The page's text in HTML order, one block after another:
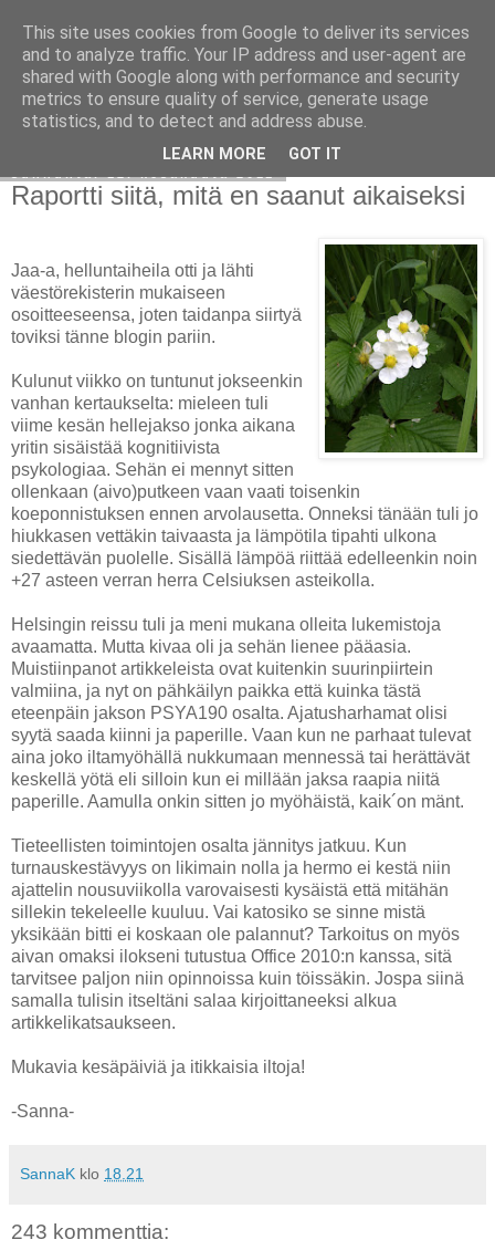
Avoin blogiskelija
Raportti siitä, mitä en saanut aikaiseksi
Jaa-a, helluntaiheila otti ja lähti
väestörekisterin mukaiseen
osoitteeseensa, joten taidanpa siirtyä
toviksi tänne blogin pariin.
Kulunut viikko on tuntunut jokseenkin
vanhan kertaukselta: mieleen tuli
viime kesän hellejakso jonka aikana
yritin sisäistää kognitiivista
psykologiaa. Sehän ei mennyt sitten
ollenkaan (aivo)putkeen vaan vaati toisenkin
koeponnistuksen ennen arvolausetta. Onneksi tänään tuli jo
hiukkasen vettäkin taivaasta ja lämpötila tipahti ulkona
siedettävän puolelle. Sisällä lämpöä riittää edelleenkin noin
+27 asteen verran herra Celsiuksen asteikolla.
Helsingin reissu tuli ja meni mukana olleita lukemistoja
avaamatta. Mutta kivaa oli ja sehän lienee pääasia.
Muistiinpanot artikkeleista ovat kuitenkin suurinpiirtein
valmiina, ja nyt on pähkäilyn paikka että kuinka tästä
eteenpäin jakson PSYA190 osalta. Ajatusharhamat olisi
syytä saada kiinni ja paperille. Vaan kun ne parhaat tulevat
aina joko iltamyöhällä nukkumaan mennessä tai herättävät
keskellä yötä eli silloin kun ei millään jaksa raapia niitä
paperille. Aamulla onkin sitten jo myöhäistä, kaik´on mänt.
Tieteellisten toimintojen osalta jännitys jatkuu. Kun
turnauskestävyys on likimain nolla ja hermo ei kestä niin
ajattelin nousuviikolla varovaisesti kysäistä että mitähän
sillekin tekeleelle kuuluu. Vai katosiko se sinne mistä
yksikään bitti ei koskaan ole palannut? Tarkoitus on myös
aivan omaksi ilokseni tutustua Office 2010:n kanssa, sitä
tarvitsee paljon niin opinnoissa kuin töissäkin. Jospa siinä
samalla tulisin itseltäni salaa kirjoittaneeksi alkua
artikkelikatsaukseen.
Mukavia kesäpäiviä ja itikkaisia iltoja!
-Sanna-
SannaK klo 18.21
243 kommenttia:
This site uses cookies from Google to deliver its services
and to analyze traffic. Your IP address and user-agent are
shared with Google along with performance and security
metrics to ensure quality of service, generate usage
statistics, and to detect and address abuse.
LEARN MORE GOT IT